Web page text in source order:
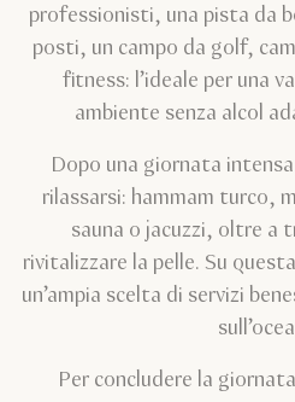
professionisti, una pista da
posti, un campo da golf,
fitness: l’ideale per una
ambiente senza alcol
Dopo una giornata
rilassarsi: hammam turco,
sauna o jacuzzi, oltre a
rivitalizzare la pelle. Su
un’ampia scelta di servizi
Per concludere la